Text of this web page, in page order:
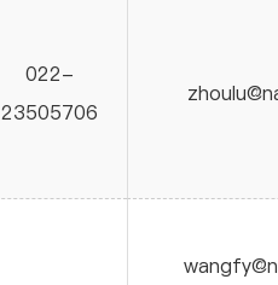
022-
23505706